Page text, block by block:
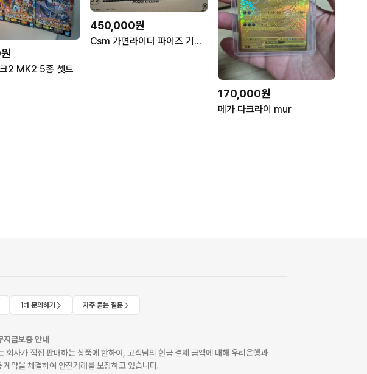
2 MK2 5종 셋트
450,000원
Csm 가면라이더 파이즈 기어ver.2 & 파이즈 엣지 & 파이즈액셀ver.1 일괄
170,000원
메가 다크라이 mur
1:1 문의하기 자주 묻는 질문
지급보증 안내
회사가 직접 판매하는 상품에 한하여, 고객님의 현금 결제 금액에 대해 우리은행과
계약을 체결하여 안전거래를 보장하고 있습니다.